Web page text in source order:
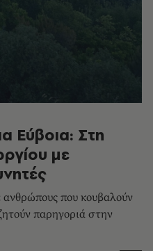
Εύβοια: Στη
με
που κουβαλούν
παρηγοριά στην